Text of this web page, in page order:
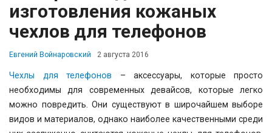
изготовления кожаных
чехлов для телефонов
Евгений Войнаровский 2 августа 2016
Чехлы для телефонов – аксессуары, которые просто
необходимы для современных девайсов, которые легко
можно повредить. Они существуют в широчайшем выборе
видов и материалов, однако наиболее качественными среди